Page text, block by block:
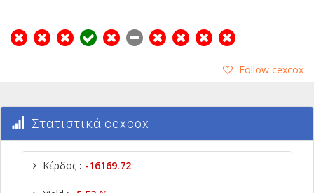
Follow cexcox
Στατιστικά cexcox
Κέρδος : -16169.72